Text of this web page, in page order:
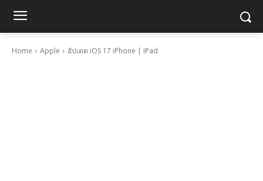
Home Apple อัปเดต iOS 17 iPhone | iPad